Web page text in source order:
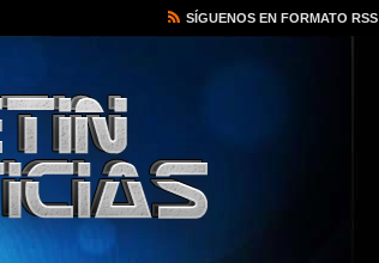
SÍGUENOS EN FORMATO RSS